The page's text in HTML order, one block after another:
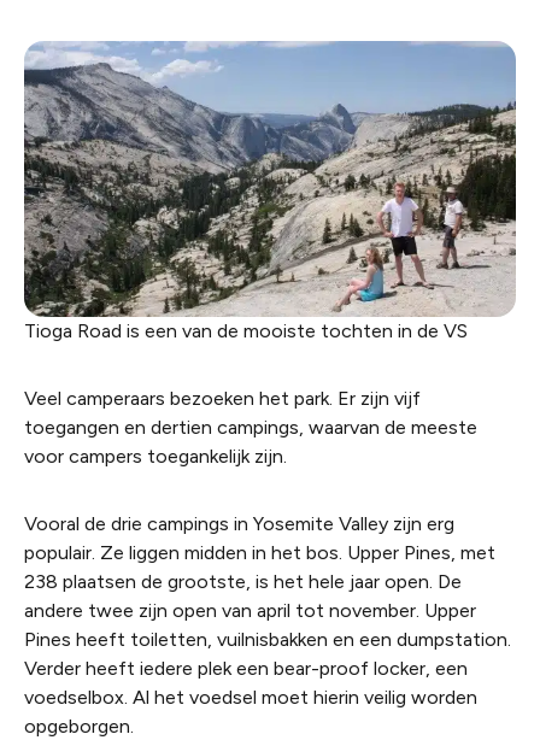
Tioga Road is een van de mooiste tochten in de VS
Veel camperaars bezoeken het park. Er zijn vijf
toegangen en dertien campings, waarvan de meeste
voor campers toegankelijk zijn.
Vooral de drie campings in Yosemite Valley zijn erg
populair. Ze liggen midden in het bos. Upper Pines, met
238 plaatsen de grootste, is het hele jaar open. De
andere twee zijn open van april tot november. Upper
Pines heeft toiletten, vuilnisbakken en een dumpstation.
Verder heeft iedere plek een bear-proof locker, een
voedselbox. Al het voedsel moet hierin veilig worden
opgeborgen.